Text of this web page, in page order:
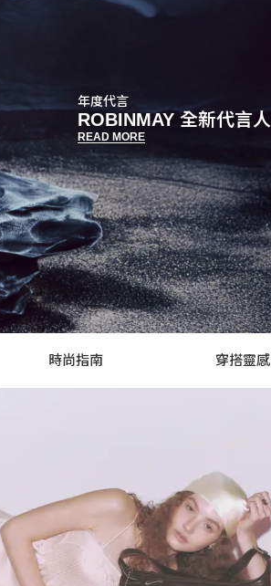
年度代言
ROBINMAY 全新代言人
READ MORE
時尚指南 穿搭靈感